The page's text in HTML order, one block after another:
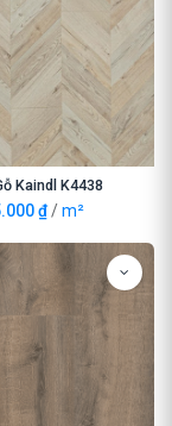
Kaindl K4438
₫ /m²